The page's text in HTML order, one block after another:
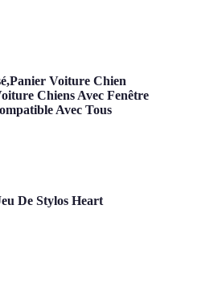
Voiture Chien
Chiens Avec Fenêtre
Avec Tous
De Stylos Heart